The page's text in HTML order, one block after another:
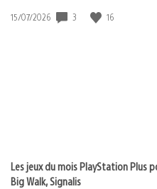
Date
15/07/2026 3 16
Les jeux du mois PlayStation Plus
Big Walk, Signalis